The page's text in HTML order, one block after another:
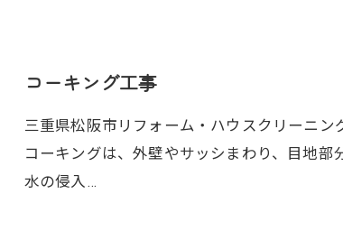
コーキング工事
三重県松阪市リフォーム・ハウスクリーニン
コーキングは、外壁やサッシまわり、目地
水の侵入…